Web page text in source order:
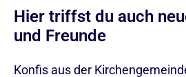
Hier triffst du auch
und Freunde
Konfis aus der